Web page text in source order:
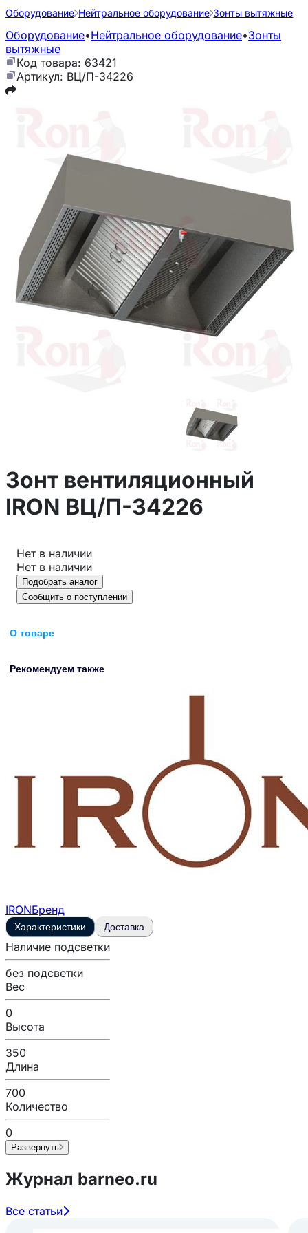
Оборудование Нейтральное оборудование Зонты вытяжные
Оборудование•Нейтральное оборудование•Зонты
вытяжные
Код товара: 63421
Артикул: ВЦ/П-34226
Зонт вентиляционный
IRON ВЦ/П-34226
Нет в наличии
Нет в наличии
Подобрать аналог
Сообщить о поступлении
О товаре
Рекомендуем также
IRONБренд
Характеристики Доставка
Наличие подсветки
без подсветки
Вес
0
Высота
350
Длина
700
Количество
0
Развернуть
Журнал barneo.ru
Все статьи